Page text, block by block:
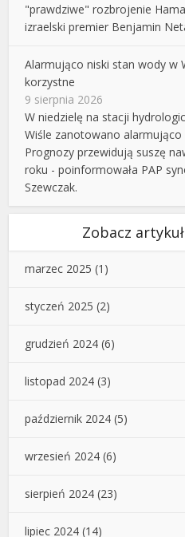
"prawdziwe" rozbrojenie
izraelski premier Benjamin
Alarmująco niski stan wody w
korzystne
9 sierpnia 2026
W niedzielę na stacji
Wiśle zanotowano
Prognozy przewidują suszę
roku - poinformowała PAP
Szewczak.
Zobacz
marzec 2025 (1)
styczeń 2025 (2)
grudzień 2024 (6)
listopad 2024 (3)
październik 2024 (5)
wrzesień 2024 (6)
sierpień 2024 (23)
lipiec 2024 (14)